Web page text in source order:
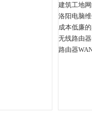
建筑工地
洛阳电脑
成本低廉
无线路由
路由器